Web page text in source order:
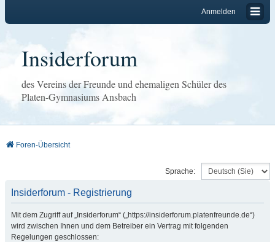
Anmelden
Insiderforum
des Vereins der Freunde und ehemaligen Schüler des
Platen-Gymnasiums Ansbach
Foren-Übersicht
Sprache:
Insiderforum - Registrierung
Mit dem Zugriff auf „Insiderforum“ („https://insiderforum.platenfreunde.de“)
wird zwischen Ihnen und dem Betreiber ein Vertrag mit folgenden
Regelungen geschlossen: